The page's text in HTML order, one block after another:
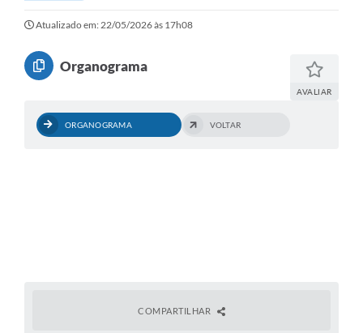
Atualizado em: 22/05/2026 às 17h08
Organograma
AVALIAR
ORGANOGRAMA VOLTAR
COMPARTILHAR